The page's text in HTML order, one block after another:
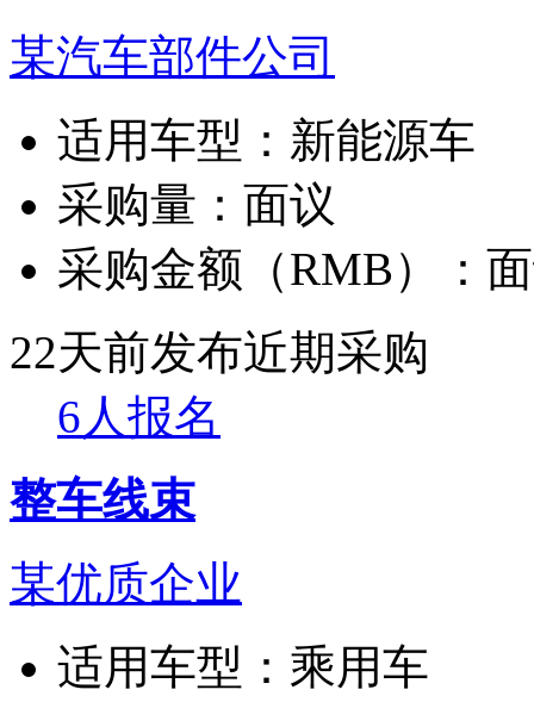
某汽车部件公司
适用车型： 新能源车
采购量： 面议
采购金额（RMB）：
22天前发布近期采购
6人报名
整车线束
某优质企业
适用车型： 乘用车